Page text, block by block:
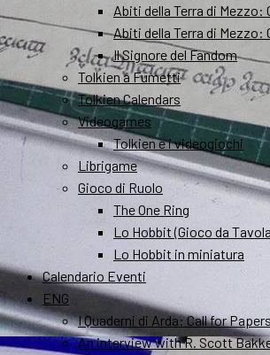
Abiti della Terra di Mezzo:
Abiti della Terra di Mezzo:
Il Signore del Fandom
Tolkien a Fumetti
Tolkien Calendars
Videogames
Tolkien e i videogiochi
Librigame
Gioco di Ruolo
The One Ring
Lo Hobbit (Gioco da
Lo Hobbit in miniatura
Calendario Eventi
ENG
I Quaderni di Arda: Call for
An interview with R. Scott